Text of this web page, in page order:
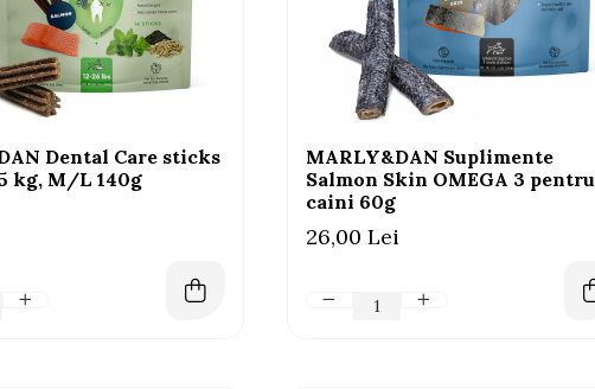
Dental Care sticks
kg, M/L 140g
MARLY&DAN Suplimente
Salmon Skin OMEGA 3 pentru
caini 60g
26,00 Lei